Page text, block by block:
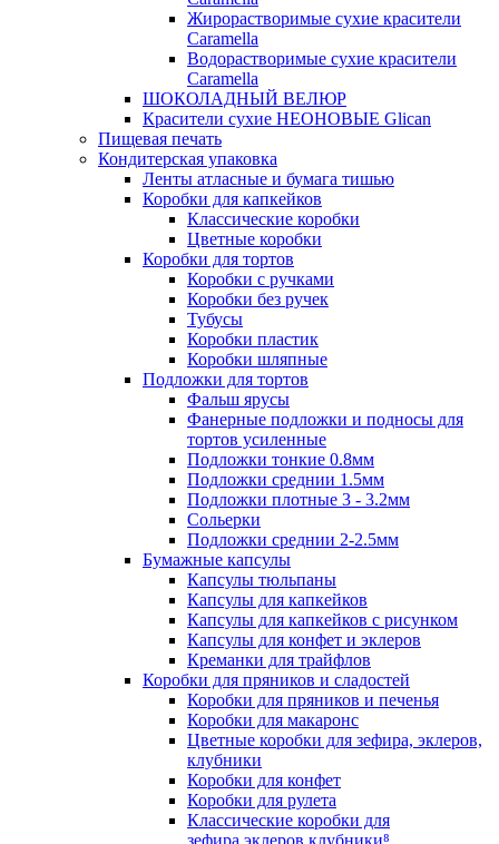
Жирорастворимые сухие красители
Caramella
Водорастворимые сухие красители
Caramella
ШОКОЛАДНЫЙ ВЕЛЮР
Красители сухие НЕОНОВЫЕ Glican
Пищевая печать
Кондитерская упаковка
Ленты атласные и бумага тишью
Коробки для капкейков
Классические коробки
Цветные коробки
Коробки для тортов
Коробки с ручками
Коробки без ручек
Тубусы
Коробки пластик
Коробки шляпные
Подложки для тортов
Фальш ярусы
Фанерные подложки и подносы для
тортов усиленные
Подложки тонкие 0.8мм
Подложки среднии 1.5мм
Подложки плотные 3 - 3.2мм
Сольерки
Подложки среднии 2-2.5мм
Бумажные капсулы
Капсулы тюльпаны
Капсулы для капкейков
Капсулы для капкейков с рисунком
Капсулы для конфет и эклеров
Креманки для трайфлов
Коробки для пряников и сладостей
Коробки для пряников и печенья
Коробки для макаронс
Цветные коробки для зефира, эклеров,
клубники
Коробки для конфет
Коробки для рулета
Классические коробки для
зефира,эклеров,клубники⁸